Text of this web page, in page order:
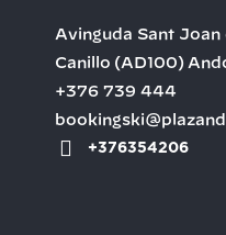
Avinguda Sant Joan
Canillo (AD100)
+376 739 444
+376354206